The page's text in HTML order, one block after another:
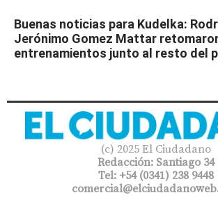
Buenas noticias para Kudelka:
Jerónimo Gomez Mattar
entrenamientos junto al resto del
(c) 2025 El Ciudadano
Redacción: Santiago 34
Tel: +54 (0341) 238 9448